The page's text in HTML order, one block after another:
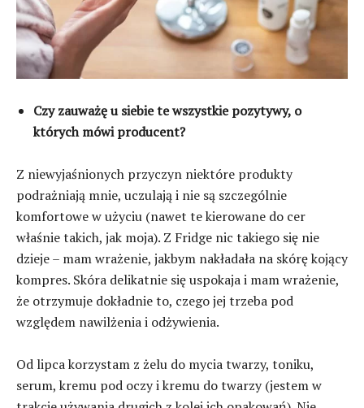
Czy zauważę u siebie te wszystkie pozytywy, o
których mówi producent?
Z niewyjaśnionych przyczyn niektóre produkty
podrażniają mnie, uczulają i nie są szczególnie
komfortowe w użyciu (nawet te kierowane do cer
właśnie takich, jak moja). Z Fridge nic takiego się nie
dzieje – mam wrażenie, jakbym nakładała na skórę kojący
kompres. Skóra delikatnie się uspokaja i mam wrażenie,
że otrzymuje dokładnie to, czego jej trzeba pod
względem nawilżenia i odżywienia.
Od lipca korzystam z żelu do mycia twarzy, toniku,
serum, kremu pod oczy i kremu do twarzy (jestem w